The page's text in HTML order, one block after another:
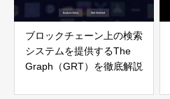
ブロックチェーン上の検索
システムを提供するThe
Graph（GRT）を徹底解説